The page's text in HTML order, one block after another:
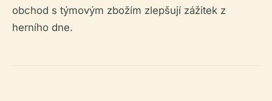
obchod s týmovým zbožím zlepšují zážitek z
herního dne.